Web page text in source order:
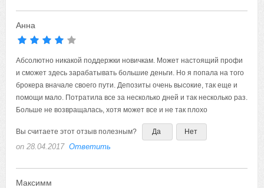
Анна
Абсолютно никакой поддержки новичкам. Может настоящий профи
и сможет здесь зарабатывать большие деньги. Но я попала на того
брокера вначале своего пути. Депозиты очень высокие, так еще и
помощи мало. Потратила все за несколько дней и так несколько раз.
Больше не возвращалась, хотя может все и не так плохо
Вы считаете этот отзыв полезным? Да Нет
on 28.04.2017 Ответить
Максимм